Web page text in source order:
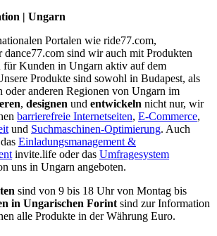
| Ungarn
Portalen wie ride77.com,
dance77.com sind wir auch mit Produkten
für Kunden in Ungarn aktiv auf dem
Produkte sind sowohl in Budapest, als
oder anderen Regionen von Ungarn im
, designen und entwickeln nicht nur, wir
barrierefreie Internetseiten, E-Commerce,
und Suchmaschinen-Optimierung. Auch
Einladungsmanagement &
invite.life oder das Umfragesystem
uns in Ungarn angeboten.
sind von 9 bis 18 Uhr von Montag bis
in Ungarischen Forint sind zur Information
alle Produkte in der Währung Euro.